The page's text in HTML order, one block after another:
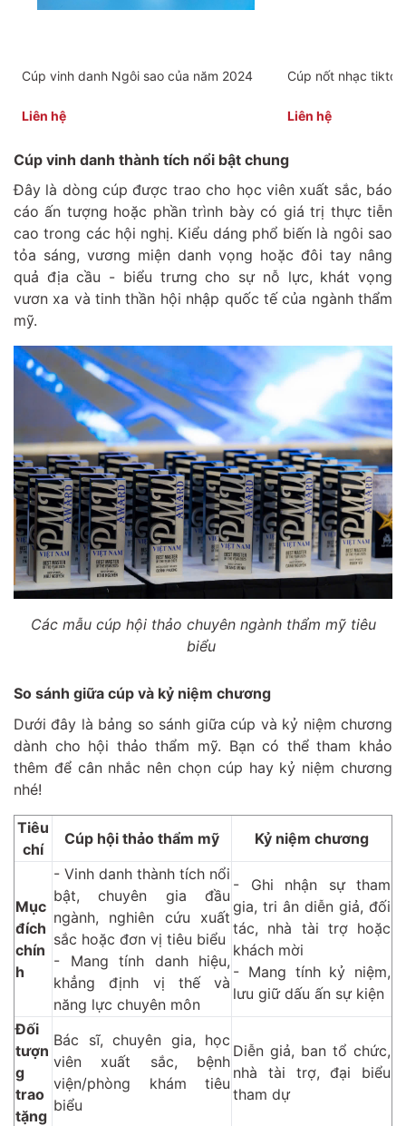
Cúp vinh danh Ngôi sao của năm 2024
Liên hệ
Cúp nốt nhạc tiktok
Liên hệ
Cúp vinh danh thành tích nổi bật chung
Đây là dòng cúp được trao cho học viên xuất sắc, báo
cáo ấn tượng hoặc phần trình bày có giá trị thực tiễn
cao trong các hội nghị. Kiểu dáng phổ biến là ngôi sao
tỏa sáng, vương miện danh vọng hoặc đôi tay nâng
quả địa cầu - biểu trưng cho sự nỗ lực, khát vọng
vươn xa và tinh thần hội nhập quốc tế của ngành thẩm
mỹ.
Các mẫu cúp hội thảo chuyên ngành thẩm mỹ tiêu
biểu
So sánh giữa cúp và kỷ niệm chương
Dưới đây là bảng so sánh giữa cúp và kỷ niệm chương
dành cho hội thảo thẩm mỹ. Bạn có thể tham khảo
thêm để cân nhắc nên chọn cúp hay kỷ niệm chương
nhé!
Tiêu
chí
Cúp hội thảo thẩm mỹ Kỷ niệm chương
Mục
đích
chín
h
- Vinh danh thành tích nổi
bật, chuyên gia đầu
ngành, nghiên cứu xuất
sắc hoặc đơn vị tiêu biểu
- Mang tính danh hiệu,
khẳng định vị thế và
năng lực chuyên môn
- Ghi nhận sự tham
gia, tri ân diễn giả, đối
tác, nhà tài trợ hoặc
khách mời
- Mang tính kỷ niệm,
lưu giữ dấu ấn sự kiện
Đối
tượn
g
trao
tặng
Bác sĩ, chuyên gia, học
viên xuất sắc, bệnh
viện/phòng khám tiêu
biểu
Diễn giả, ban tổ chức,
nhà tài trợ, đại biểu
tham dự